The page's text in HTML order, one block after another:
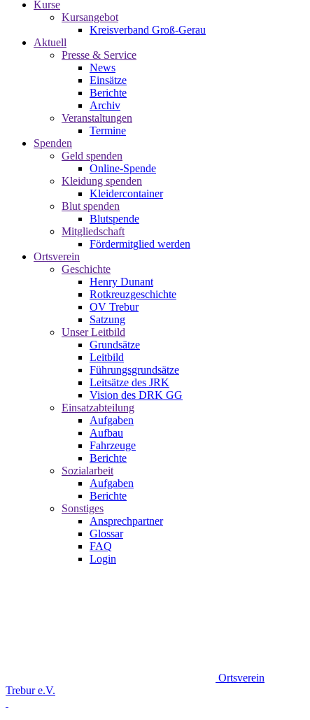
Kurse
Kursangebot
Kreisverband Groß-Gerau
Aktuell
Presse & Service
News
Einsätze
Berichte
Archiv
Veranstaltungen
Termine
Spenden
Geld spenden
Online-Spende
Kleidung spenden
Kleidercontainer
Blut spenden
Blutspende
Mitgliedschaft
Fördermitglied werden
Ortsverein
Geschichte
Henry Dunant
Rotkreuzgeschichte
OV Trebur
Satzung
Unser Leitbild
Grundsätze
Leitbild
Führungsgrundsätze
Leitsätze des JRK
Vision des DRK GG
Einsatzabteilung
Aufgaben
Aufbau
Fahrzeuge
Berichte
Sozialarbeit
Aufgaben
Berichte
Sonstiges
Ansprechpartner
Glossar
FAQ
Login
Ortsverein
Trebur e.V.